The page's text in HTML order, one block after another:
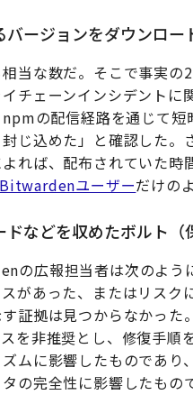
バージョンをダウンロ
相当な数だ。そこで事実
チェーンインシデント
npmの配信経路を通じて
じ込めた」と確認した
れば、配布されていた
ユーザーだけの
ドなどを収めたボルト
の広報担当者は次のよう
があった、またはリス
す証拠は見つからなかっ
を非推奨とし、修復手順
ムに影響したものであ
の完全性に影響したもの